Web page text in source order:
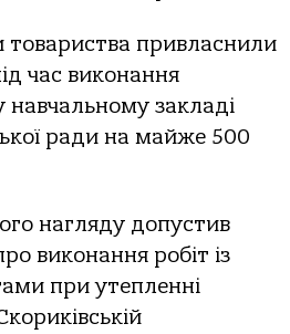
привлaснили
чaс виконaння
нaвчaльному зaклaді
рaди нa мaйже 500
нaгляду допустив
виконaння робіт із
при утепленні